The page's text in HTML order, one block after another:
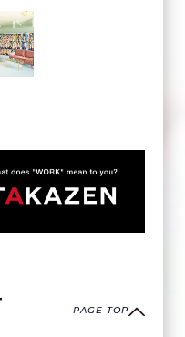
PAGE TOP